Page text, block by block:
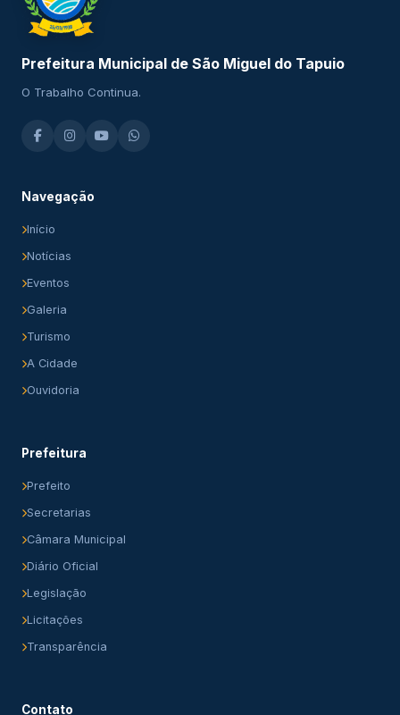
Prefeitura Municipal de São Miguel do Tapuio
O Trabalho Continua.
Navegação
Início
Notícias
Eventos
Galeria
Turismo
A Cidade
Ouvidoria
Prefeitura
Prefeito
Secretarias
Câmara Municipal
Diário Oficial
Legislação
Licitações
Transparência
Contato